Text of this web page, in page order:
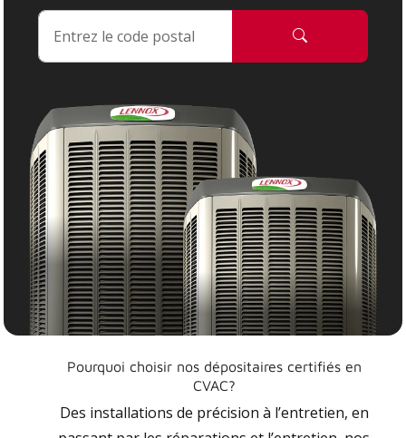
Pourquoi choisir nos dépositaires certifiés en
CVAC?
Des installations de précision à l’entretien, en